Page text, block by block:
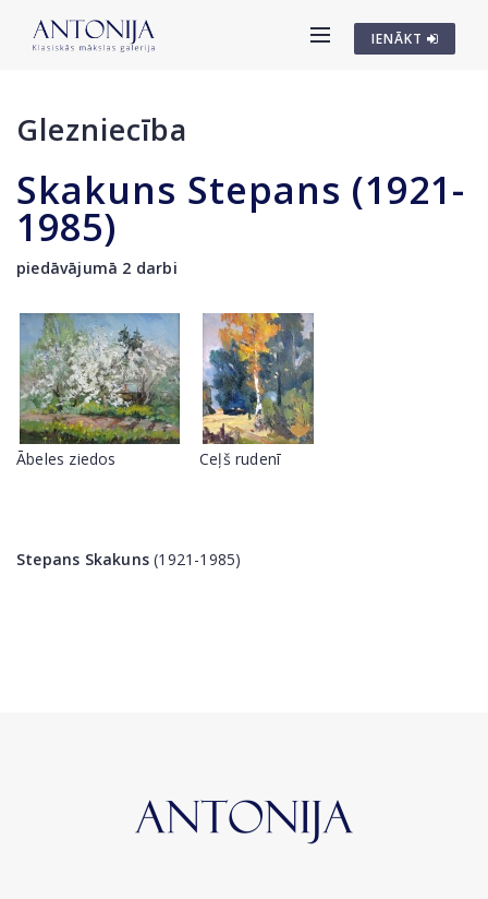
IENĀKT
Glezniecība
Skakuns Stepans (1921-
1985)
piedāvājumā 2 darbi
Ābeles ziedos Ceļš rudenī
Stepans Skakuns (1921-1985)